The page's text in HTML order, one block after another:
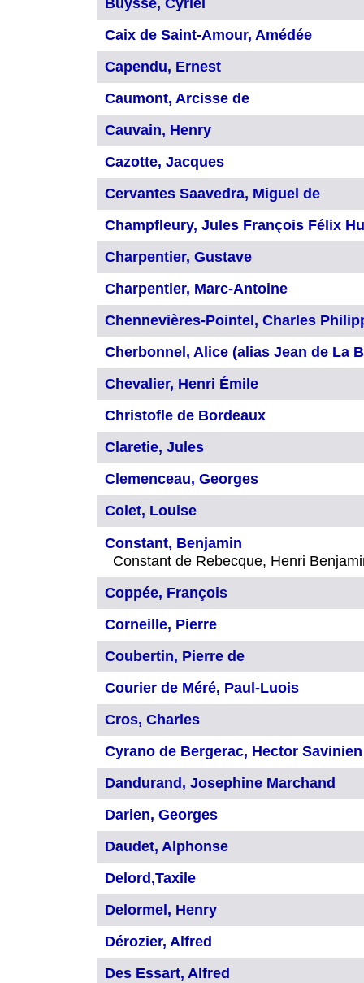
Buysse, Cyriel
Caix de Saint-Amour, Amédée
Capendu, Ernest
Caumont, Arcisse de
Cauvain, Henry
Cazotte, Jacques
Cervantes Saavedra, Miguel de
Champfleury, Jules François Félix
Charpentier, Gustave
Charpentier, Marc-Antoine
Chennevières-Pointel, Charles
Cherbonnel, Alice (alias Jean de La
Chevalier, Henri Émile
Christofle de Bordeaux
Claretie, Jules
Clemenceau, Georges
Colet, Louise
Constant, Benjamin
Constant de Rebecque, Henri
Coppée, François
Corneille, Pierre
Coubertin, Pierre de
Courier de Méré, Paul-Luois
Cros, Charles
Cyrano de Bergerac, Hector
Dandurand, Josephine Marchand
Darien, Georges
Daudet, Alphonse
Delord,Taxile
Delormel, Henry
Dérozier, Alfred
Des Essart, Alfred